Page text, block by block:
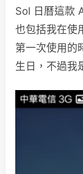
Sol 日曆這款
也包括我在使
第一次使用的
生日，不過我